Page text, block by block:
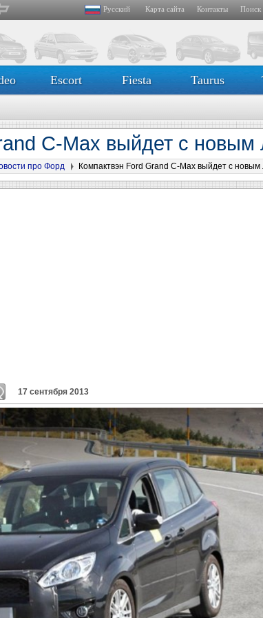
Русский Карта сайта Контакты Поиск
Escort Fiesta Taurus
C-Max выйдет с новым
про Форд Компактвэн Ford Grand C-Max выйдет с
17 сентября 2013